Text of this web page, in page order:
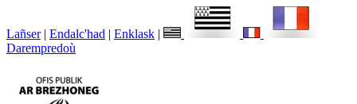
Lañser | Endalc'had | Enklask |
Darempredoù